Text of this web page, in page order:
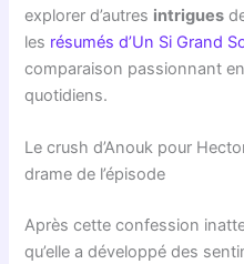
explorer d’autres intrigues
les résumés d’Un Si Grand
comparaison passionnant
quotidiens.
Le crush d’Anouk pour
drame de l’épisode
Après cette confession
qu’elle a développé des